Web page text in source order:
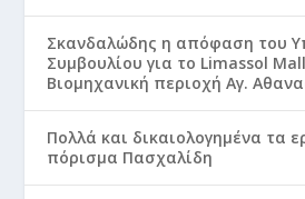
Σκανδαλώδης η απόφαση του
Συμβουλίου για το Limassol
Βιομηχανική περιοχή Αγ.
Πολλά και δικαιολογημένα τα
πόρισμα Πασχαλίδη